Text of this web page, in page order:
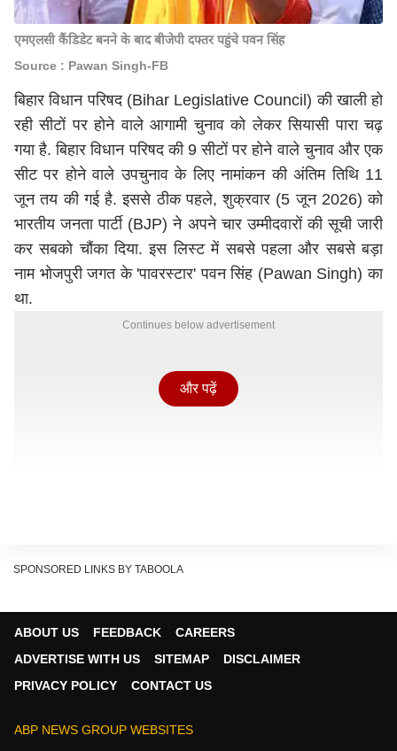
एमएलसी कैंडिडेट बनने के बाद बीजेपी दफ्तर पहुंचे पवन सिंह
Source : Pawan Singh-FB
बिहार विधान परिषद (Bihar Legislative Council) की खाली हो
रही सीटों पर होने वाले आगामी चुनाव को लेकर सियासी पारा चढ़
गया है. बिहार विधान परिषद की 9 सीटों पर होने वाले चुनाव और एक
सीट पर होने वाले उपचुनाव के लिए नामांकन की अंतिम तिथि 11
जून तय की गई है. इससे ठीक पहले, शुक्रवार (5 जून 2026) को
भारतीय जनता पार्टी (BJP) ने अपने चार उम्मीदवारों की सूची जारी
कर सबको चौंका दिया. इस लिस्ट में सबसे पहला और सबसे बड़ा
नाम भोजपुरी जगत के 'पावरस्टार' पवन सिंह (Pawan Singh) का
था.
Continues below advertisement
एमएलसी चुनाव के लिए उम्मीदवार घोषित होने के ठीक अगले दिन
और पढ़ें
SPONSORED LINKS BY TABOOLA
ABOUT US FEEDBACK
CAREERS
ADVERTISE WITH US
SITEMAP
DISCLAIMER
PRIVACY POLICY
CONTACT US
ABP NEWS GROUP WEBSITES